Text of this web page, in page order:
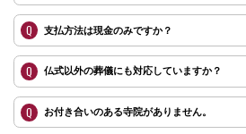
Q 支払方法は現金のみですか？
Q 仏式以外の葬儀にも対応していますか？
Q お付き合いのある寺院がありません。